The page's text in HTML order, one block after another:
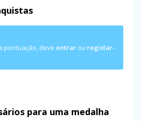
pontuação, deve entrar ou registar-
para uma medalha